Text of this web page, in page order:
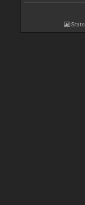
Stats